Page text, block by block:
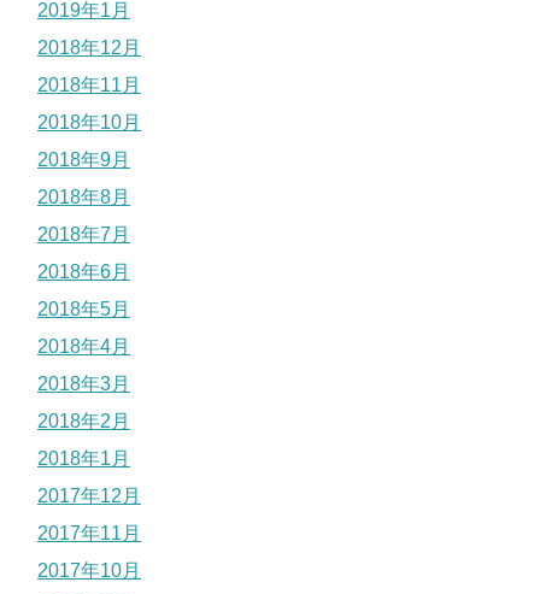
2019年1月
2018年12月
2018年11月
2018年10月
2018年9月
2018年8月
2018年7月
2018年6月
2018年5月
2018年4月
2018年3月
2018年2月
2018年1月
2017年12月
2017年11月
2017年10月